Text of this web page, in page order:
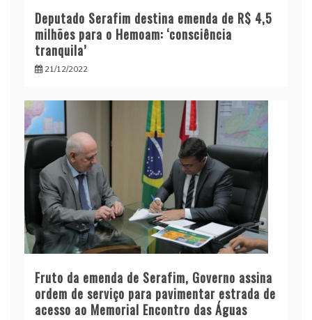
Deputado Serafim destina emenda de R$ 4,5
milhões para o Hemoam: ‘consciência
tranquila’
21/12/2022
Fruto da emenda de Serafim, Governo assina
ordem de serviço para pavimentar estrada de
acesso ao Memorial Encontro das Águas